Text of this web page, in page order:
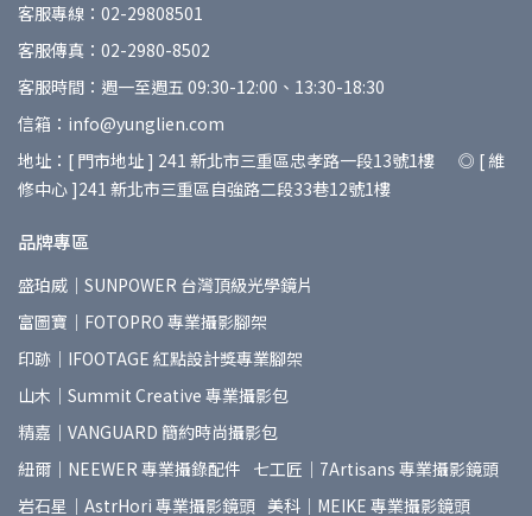
客服專線：02-29808501
客服傳真：02-2980-8502
客服時間：週一至週五 09:30-12:00、13:30-18:30
信箱：info@yunglien.com
地址：[ 門市地址 ] 241 新北市三重區忠孝路一段13號1樓 ◎ [ 維
修中心 ]241 新北市三重區自強路二段33巷12號1樓
品牌專區
盛珀威｜SUNPOWER 台灣頂級光學鏡片
富圖寶｜FOTOPRO 專業攝影腳架
印跡｜IFOOTAGE 紅點設計獎專業腳架
山木｜Summit Creative 專業攝影包
精嘉｜VANGUARD 簡約時尚攝影包
紐爾｜NEEWER 專業攝錄配件 七工匠｜7Artisans 專業攝影鏡頭
岩石星｜AstrHori 專業攝影鏡頭 美科｜MEIKE 專業攝影鏡頭